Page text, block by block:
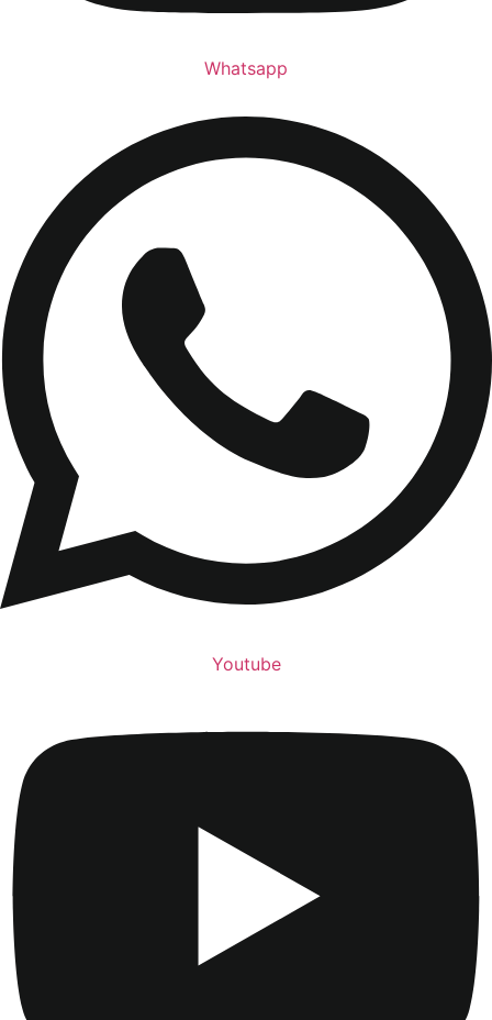
Whatsapp
Youtube